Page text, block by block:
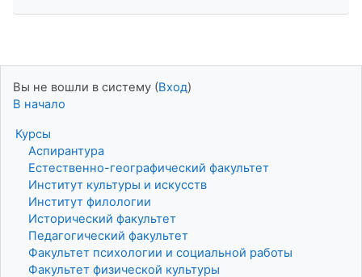
Вы не вошли в систему (Вход)
В начало
Курсы
Аспирантура
Естественно-географический факультет
Институт культуры и искусств
Институт филологии
Исторический факультет
Педагогический факультет
Факультет психологии и социальной работы
Факультет физической культуры